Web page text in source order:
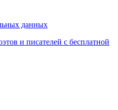
данных
и писателей с бесплатной